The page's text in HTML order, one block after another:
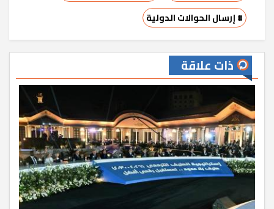
# إرسال الحوالات الدولية
ذات علاقة